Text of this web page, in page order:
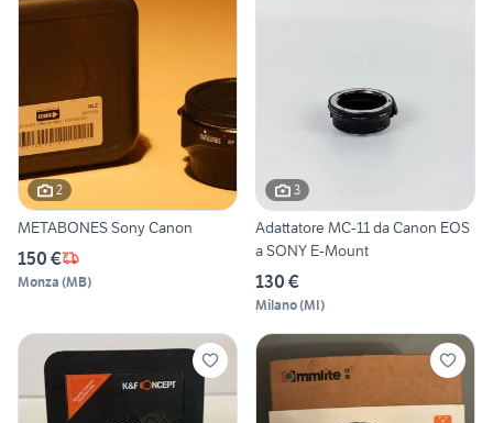
2
METABONES Sony Canon
150 €
Monza (MB)
3
Adattatore MC-11 da Canon EOS
a SONY E-Mount
130 €
Milano(MI)